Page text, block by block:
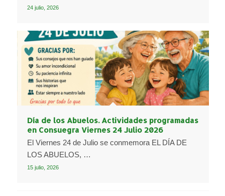
24 julio, 2026
Día de los Abuelos. Actividades programadas
en Consuegra Viernes 24 Julio 2026
El Viernes 24 de Julio se conmemora EL DÍA DE
LOS ABUELOS, …
15 julio, 2026